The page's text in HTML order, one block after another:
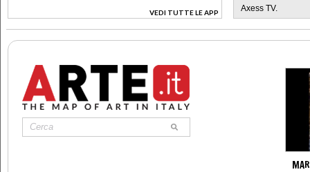
VEDI TUTTE LE APP
>
Axess TV.